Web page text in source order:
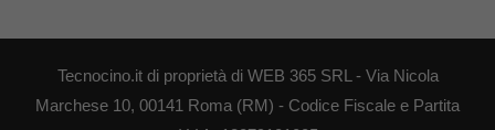
Tecnocino.it di proprietà di WEB 365 SRL - Via Nicola
Marchese 10, 00141 Roma (RM) - Codice Fiscale e Partita